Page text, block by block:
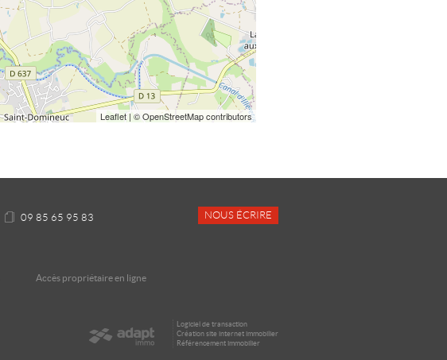
Leaflet| © OpenStreetMap contributors
09 85 65 95 83 NOUS ÉCRIRE
Accès propriétaire en ligne
Logiciel de transaction
Création site internet immobilier
Référencement immobilier